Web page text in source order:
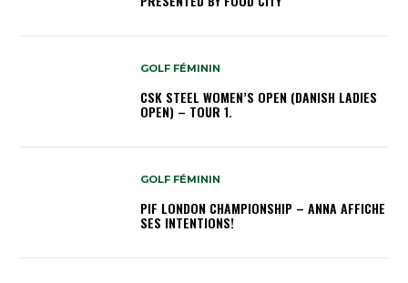
GOLF FÉMININ
CSK STEEL WOMEN’S OPEN (DANISH LADIES
OPEN) – TOUR 1.
GOLF FÉMININ
PIF LONDON CHAMPIONSHIP – ANNA AFFICHE
SES INTENTIONS!